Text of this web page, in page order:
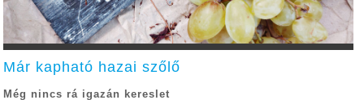
Már kapható hazai szőlő
Még nincs rá igazán kereslet